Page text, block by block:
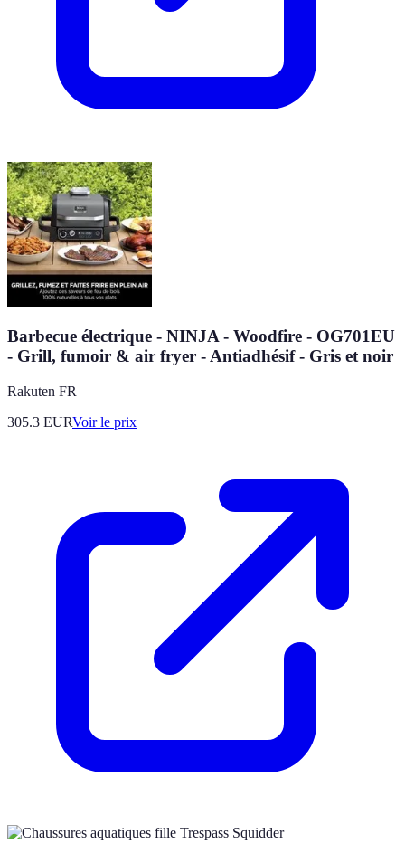
Barbecue électrique - NINJA - Woodfire - OG701EU
- Grill, fumoir & air fryer - Antiadhésif - Gris et noir
Rakuten FR
305.3 EURVoir le prix